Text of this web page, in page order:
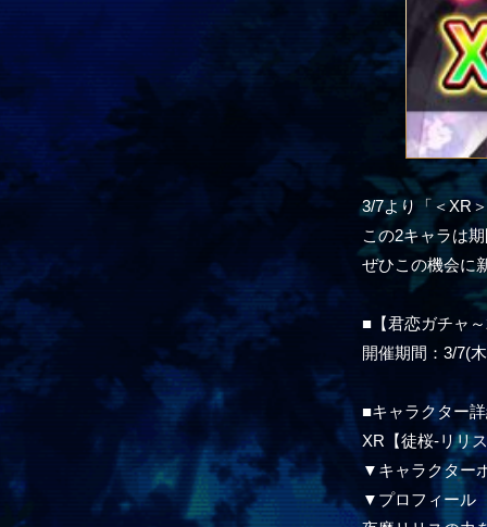
3/7より「＜XR
この2キャラは
ぜひこの機会に
■【君恋ガチャ
開催期間：3/7(
■キャラクター
XR【徒桜-リリ
▼キャラクター
▼プロフィール